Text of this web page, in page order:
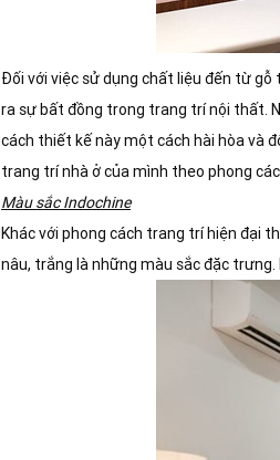
Đối với việc sử dụng chất liệu đến từ
ra sự bất đồng trong trang trí nội thất.
cách thiết kế này một cách hài hòa và
trang trí nhà ở của mình theo phong
Màu sắc Indochine
Khác với phong cách trang trí hiện đại
nâu, trắng là những màu sắc đặc